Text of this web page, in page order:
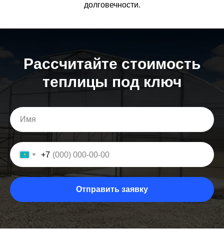
долговечности.
Расcчитайте стоимость
теплицы под ключ
+7
Отправить заявку